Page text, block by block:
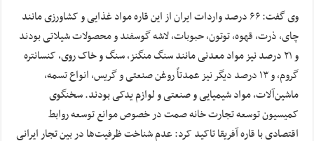
وی گفت: ۶۶ درصد واردات ایران از این قاره مواد غذایی و کشاورزی مانند
چای، ذرت، قهوه، توتون، حبوبات، لاشه گوسفند و محصولات شیلاتی بودند
و ۲۱ درصد نیز مواد معدنی مانند سنگ منگنز، سنگ و خاک روی، کنسانتره
گروم، و ۱۳ درصد دیگر نیز عمدتاً روغن صنعتی و گریس، انواع تسمه،
ماشین‌آلات، مواد شیمیایی و صنعتی و لوازم یدکی بودند. سخنگوی
کمیسیون توسعه تجارت خانه صمت در خصوص موانع توسعه روابط
اقتصادی با قاره آفریقا تاکید کرد: عدم شناخت ظرفیت‌ها در بین تجار ایرانی